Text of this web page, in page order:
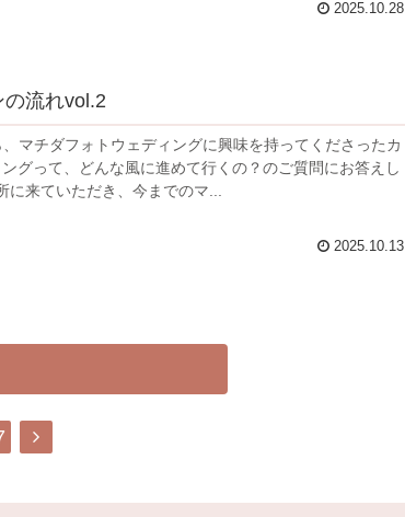
2025.10.28
流れvol.2
マチダフォトウェディングに興味を持ってくださったカ
事務所に来ていただき、今までのマ...
2025.10.13